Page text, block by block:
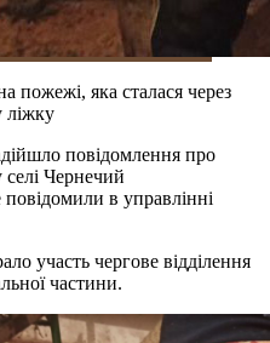
пожежі, яка сталася через
ліжку
повідомлення про
Чернечий
в управлінні
участь чергове відділення
частини.